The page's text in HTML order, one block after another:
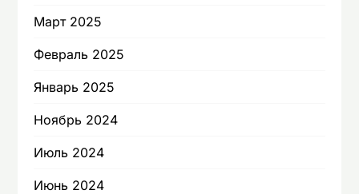
Март 2025
Февраль 2025
Январь 2025
Ноябрь 2024
Июль 2024
Июнь 2024